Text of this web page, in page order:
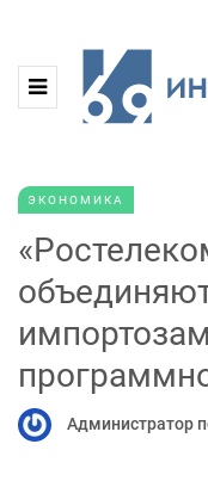
ЭКОНОМИКА
Администратор